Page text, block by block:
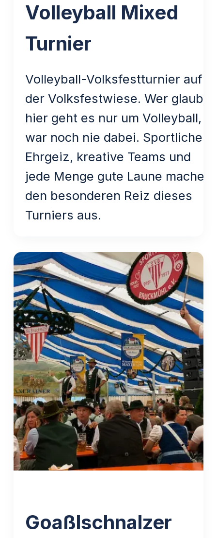
Volleyball Mixed
Turnier
Volleyball-Volksfestturnier auf
der Volksfestwiese. Wer glaubt,
hier geht es nur um Volleyball,
war noch nie dabei. Sportlicher
Ehrgeiz, kreative Teams und
jede Menge gute Laune machen
den besonderen Reiz dieses
Turniers aus.
Goaßlschnalzer